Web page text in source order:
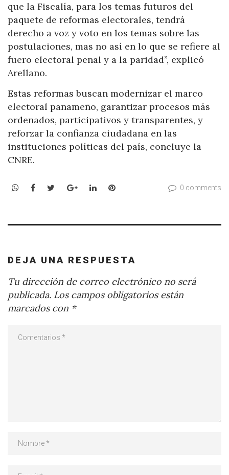
que la Fiscalía, para los temas futuros del
paquete de reformas electorales, tendrá
derecho a voz y voto en los temas sobre las
postulaciones, mas no así en lo que se refiere al
fuero electoral penal y a la paridad”, explicó
Arellano.
Estas reformas buscan modernizar el marco
electoral panameño, garantizar procesos más
ordenados, participativos y transparentes, y
reforzar la confianza ciudadana en las
instituciones políticas del país, concluye la
CNRE.
WhatsApp
Facebook
TwitterGoogle+LinkedInPinterest 0 comments
DEJA UNA RESPUESTA
Tu dirección de correo electrónico no será
publicada. Los campos obligatorios están
marcados con *